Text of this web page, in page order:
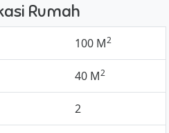
Rumah
100 M2
40 M2
2